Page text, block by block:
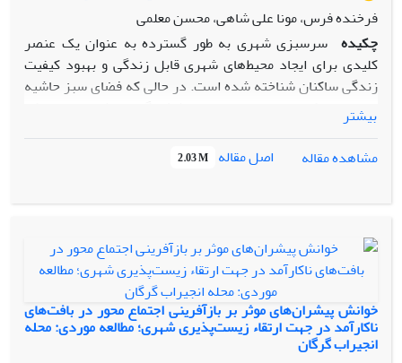
فرخنده فرس، مونا علی شاهی، محسن معلمی
چکیده سرسبزی شهری به طور گسترده به عنوان یک عنصر
کلیدی برای ایجاد محیط‌های شهری قابل زندگی و بهبود کیفیت
زندگی ساکنان شناخته شده است. در حالی که فضای سبز حاشیه
خیابان‌ها یکی از اجزای ضروری پوشش گیاهی شهری است که
ساکنان فراوان بیشتری به آن دسترسی دارند و به طور روزمره با
آن مواجه هستند، بیشتر مطالعات فضای سبز و فعالیت فیزیکی
شهری به جای خیابان‌های محوطه‌سازی شده، بر پارک‌ها متمرکز
گسترده روانشناختی ، فیزیولوژیکی، رفاه عمومی و اجتماعی است
که افراد در نتیجه تجربه فضای سبز خیابانی باکیفیت در منظر
شهری دریافت می‌کنند. این پژوهش با روش ترکیبی و مطالعه
موردی انجام گردیده است. از این رو ابتدا به بررسی محتواهای
پیشرو با توجه به مطالعات اسنادی و کتابخانه‌ای پرداخته شده
است. در حالی که تکنیک‌های تجزیه و تحلیل اهمیت و عملکرد
بیشتر
مشاهده مقاله
اصل مقاله 2.03 M
خوانش پیشران‌های موثر بر بازآفرینی اجتماع محور در بافت‌های
ناکارآمد در جهت ارتقاء زیست‌پذیری شهری؛ مطالعه موردی: محله
انجیراب گرگان